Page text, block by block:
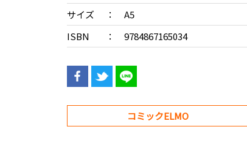
サイズ
A5
ISBN
9784867165034
コミックELMO